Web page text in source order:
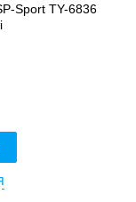
Sport TY-6836